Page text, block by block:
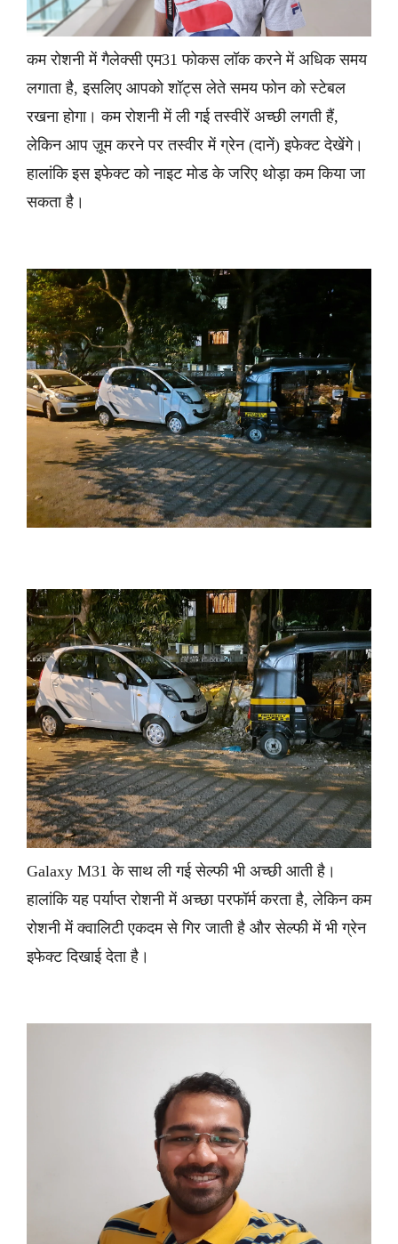
कम रोशनी में गैलेक्सी एम31 फोकस लॉक करने में अधिक समय
लगाता है, इसलिए आपको शॉट्स लेते समय फोन को स्टेबल
रखना होगा। कम रोशनी में ली गई तस्वीरें अच्छी लगती हैं,
लेकिन आप ज़ूम करने पर तस्वीर में ग्रेन (दानें) इफेक्ट देखेंगे।
हालांकि इस इफेक्ट को नाइट मोड के जरिए थोड़ा कम किया जा
सकता है।
Galaxy M31 के साथ ली गई सेल्फी भी अच्छी आती है।
हालांकि यह पर्याप्त रोशनी में अच्छा परफॉर्म करता है, लेकिन कम
रोशनी में क्वालिटी एकदम से गिर जाती है और सेल्फी में भी ग्रेन
इफेक्ट दिखाई देता है।